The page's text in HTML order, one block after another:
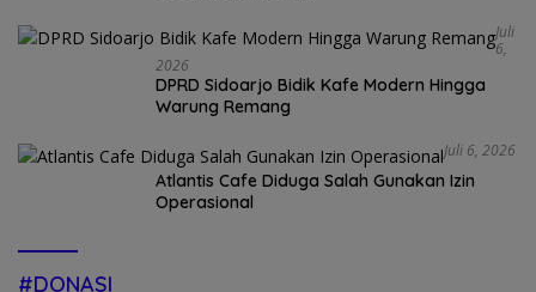
Juli
6,
2026
DPRD Sidoarjo Bidik Kafe Modern Hingga
Warung Remang
Juli 6, 2026
Atlantis Cafe Diduga Salah Gunakan Izin
Operasional
#DONASI